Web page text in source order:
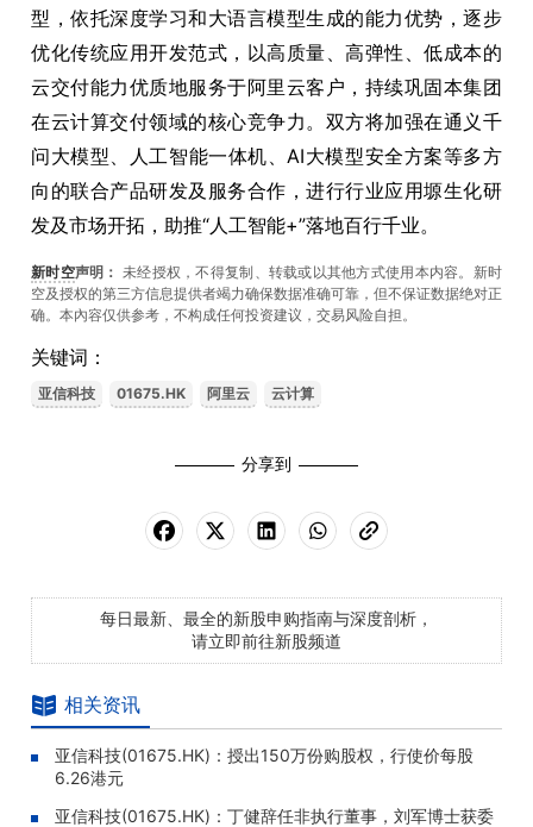
型，依托深度学习和大语言模型生成的能力优势，逐步
优化传统应用开发范式，以高质量、高弹性、低成本的
云交付能力优质地服务于阿里云客户，持续巩固本集团
在云计算交付领域的核心竞争力。双方将加强在通义千
问大模型、人工智能一体机、AI大模型安全方案等多方
向的联合产品研发及服务合作，进行行业应用塬生化研
发及市场开拓，助推“人工智能+”落地百行千业。
新时空声明： 未经授权，不得复制、转载或以其他方式使用本内容。新时
空及授权的第三方信息提供者竭力确保数据准确可靠，但不保证数据绝对正
确。本內容仅供参考，不构成任何投资建议，交易风险自担。
关键词：
亚信科技 01675.HK 阿里云 云计算
分享到
每日最新、最全的新股申购指南与深度剖析，
请立即前往新股频道
相关资讯
亚信科技(01675.HK)：授出150万份购股权，行使价每股
6.26港元
亚信科技(01675.HK)：丁健辞任非执行董事，刘军博士获委